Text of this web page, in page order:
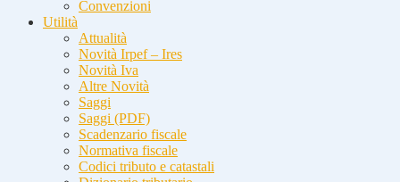
Convenzioni
Utilità
Attualità
Novità Irpef – Ires
Novità Iva
Altre Novità
Saggi
Saggi (PDF)
Scadenzario fiscale
Normativa fiscale
Codici tributo e catastali